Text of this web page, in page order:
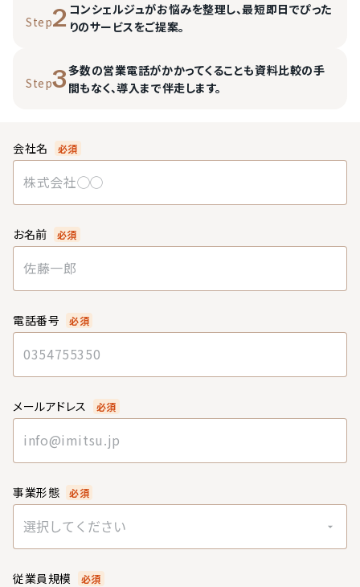
Step2 コンシェルジュがお悩みを整理し、最短即日でぴった
りのサービスをご提案。
Step3多数の営業電話がかかってくることも資料比較の手
間もなく、導入まで伴走します。
会社名 必須
お名前 必須
電話番号 必須
メールアドレス 必須
事業形態 必須
選択してください
従業員規模 必須